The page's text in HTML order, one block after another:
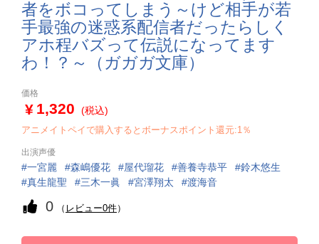
者をボコってしまう～けど相手が若
手最強の迷惑系配信者だったらしく
アホ程バズって伝説になってます
わ！？～（ガガガ文庫）
価格
1,320 (税込)
アニメイトペイで購入するとボーナスポイント還元:1％
出演声優
一宮麗 森嶋優花 屋代瑠花 善養寺恭平
鈴木悠生
真生龍聖
三木一眞 宮澤翔太 渡海音
0 （ レビュー0件）